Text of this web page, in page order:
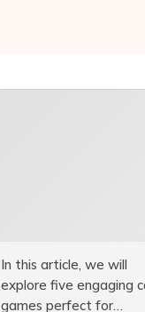
In this article, we will
explore five engaging
games perfect for